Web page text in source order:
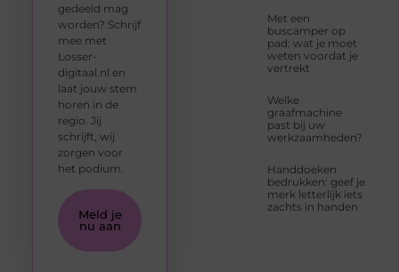
Met een
buscamper op
pad: wat je moet
weten voordat je
vertrekt
Welke
graafmachine
past bij uw
werkzaamheden?
Handdoeken
bedrukken: geef je
merk letterlijk iets
zachts in handen
gedeeld mag
worden? Schrijf
mee met
Losser-
digitaal.nl en
laat jouw stem
horen in de
regio. Jij
schrijft, wij
zorgen voor
het podium.
Meld je
nu aan